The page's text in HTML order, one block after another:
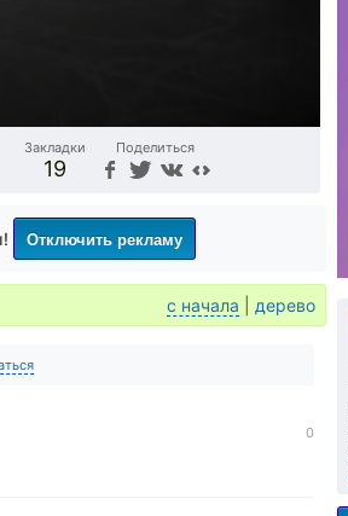
Закладки
19
Поделиться
Отключить рекламу
с начала дерево
0